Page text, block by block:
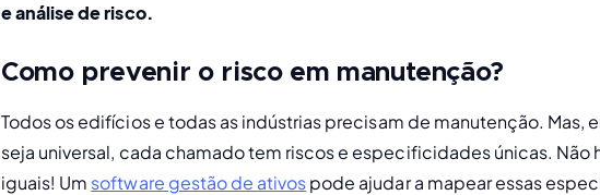
e análise de risco.
Como prevenir o risco em manutenção?
Todos os edifícios e todas as indústrias precisam de manutenção.
seja universal, cada chamado tem riscos e especificidades únicas. Não
iguais! Um software gestão de ativos pode ajudar a mapear essas